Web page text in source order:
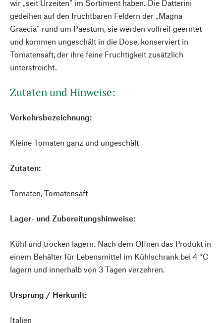
wir „seit Urzeiten“ im Sortiment haben. Die Datterini
gedeihen auf den fruchtbaren Feldern der „Magna
Graecia“ rund um Paestum, sie werden vollreif geerntet
und kommen ungeschält in die Dose, konserviert in
Tomatensaft, der ihre feine Fruchtigkeit zusätzlich
unterstreicht.
Zutaten und Hinweise:
Verkehrsbezeichnung:
Kleine Tomaten ganz und ungeschält
Zutaten:
Tomaten, Tomatensaft
Lager- und Zubereitungshinweise:
Kühl und trocken lagern. Nach dem Öffnen das Produkt in
einem Behälter für Lebensmittel im Kühlschrank bei 4 °C
lagern und innerhalb von 3 Tagen verzehren.
Ursprung / Herkunft:
Italien